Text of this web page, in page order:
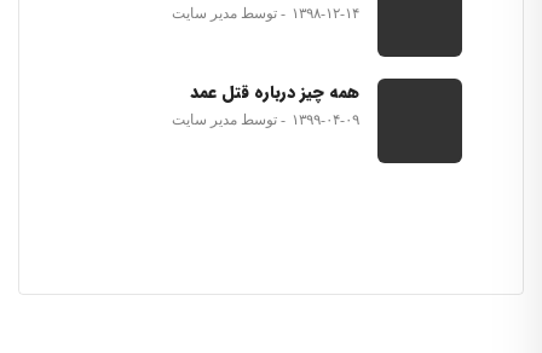
۱۳۹۸-۱۲-۱۴ توسط مدیر سایت
همه چیز درباره قتل عمد
۱۳۹۹-۰۴-۰۹ توسط مدیر سایت